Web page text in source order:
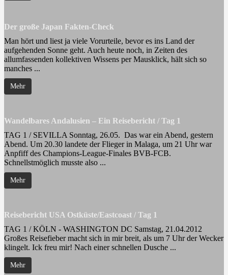
Der große Japan Fakten-Check
Man hört und liest ja viele Vorurteile, bevor es ins Land der
aufgehenden Sonne geht. Auch heute noch, in Zeiten des
allumfassenden kollektiven Wissens per Mausklick, hält sich so
manches ...
Mehr
Wandelbares Andalusien – Ein Reisebericht / Tag 1
TAG 1 / SEVILLA Sonntag, 26.05. Das war ein Abend, gestern
Abend. Um 20.30 landete der Flieger in Malaga, um 21 Uhr war
Anpfiff des Champions-League-Finales BVB-FCB.
Schnellstmöglich musste also ...
Mehr
Reisebericht USA Ostküste/Eastcoast / Tag 1
TAG 1 / KÖLN - WASHINGTON DC Samstag, 21.04.2012
Großes Reisefieber macht sich in mir breit, als um 7 Uhr der Wecker
klingelt. Ick freu mir! Nach einer schnellen Dusche ...
Mehr